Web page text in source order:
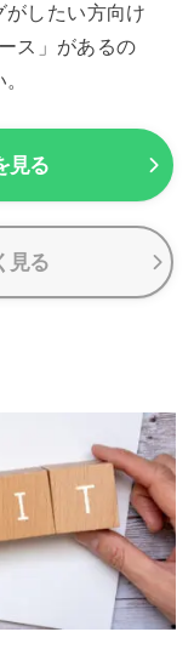
がしたい方向け
ス」があるの
見る
見る